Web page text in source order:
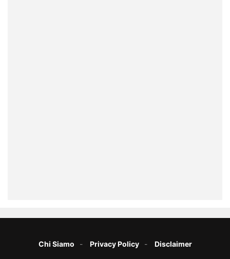
Chi Siamo Privacy Policy Disclaimer